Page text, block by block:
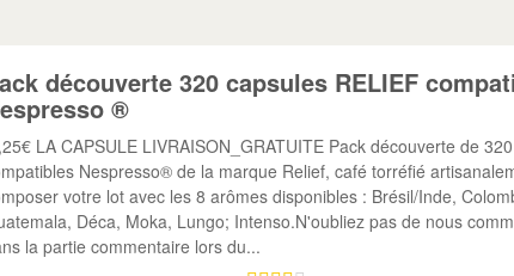
découverte 320 capsules RELIEF
®
LA CAPSULE LIVRAISON_GRATUITE Pack découverte de
Nespresso® de la marque Relief, café torréfié
votre lot avec les 8 arômes disponibles : Brésil/Inde,
Déca, Moka, Lungo; Intenso.N'oubliez pas de nous
la partie commentaire lors du...